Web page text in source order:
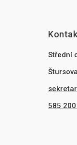
Střední
585 200